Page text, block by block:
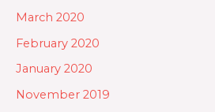
March 2020
February 2020
January 2020
November 2019